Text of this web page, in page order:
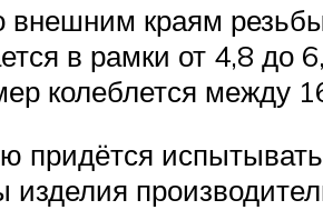
внешним краям
в рамки от 4,8 до
колеблется между
придётся